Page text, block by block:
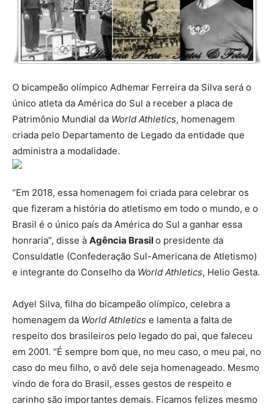
O bicampeão olímpico Adhemar Ferreira da Silva será o
único atleta da América do Sul a receber a placa de
Patrimônio Mundial da World Athletics, homenagem
criada pelo Departamento de Legado da entidade que
administra a modalidade.
“Em 2018, essa homenagem foi criada para celebrar os
que fizeram a história do atletismo em todo o mundo, e o
Brasil é o único país da América do Sul a ganhar essa
honraria”, disse à Agência Brasilo presidente da
Consuldatle (Confederação Sul-Americana de Atletismo)
e integrante do Conselho da World Athletics, Helio Gesta.
Adyel Silva, filha do bicampeão olímpico, celebra a
homenagem da World Athletics e lamenta a falta de
respeito dos brasileiros pelo legado do pai, que faleceu
em 2001. “É sempre bom que, no meu caso, o meu pai, no
caso do meu filho, o avô dele seja homenageado. Mesmo
vindo de fora do Brasil, esses gestos de respeito e
carinho são importantes demais. Ficamos felizes mesmo